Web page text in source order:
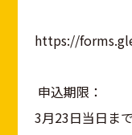
https://
申込期限：
3月23日当日ま